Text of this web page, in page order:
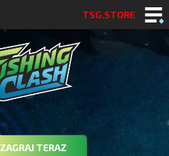
TSG.STORE
ZAGRAJ TERAZ